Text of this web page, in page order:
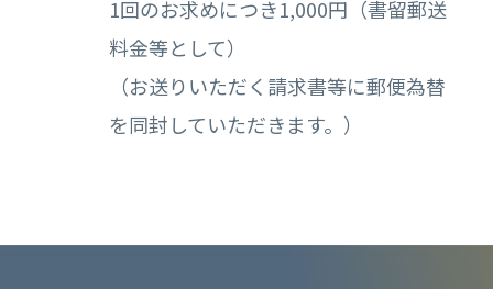
1回のお求めにつき1,000円（書留郵送
料金等として）
（お送りいただく請求書等に郵便為替
を同封していただきます。）